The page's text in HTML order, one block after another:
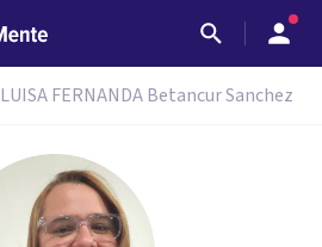
LUISA FERNANDA Betancur Sanchez